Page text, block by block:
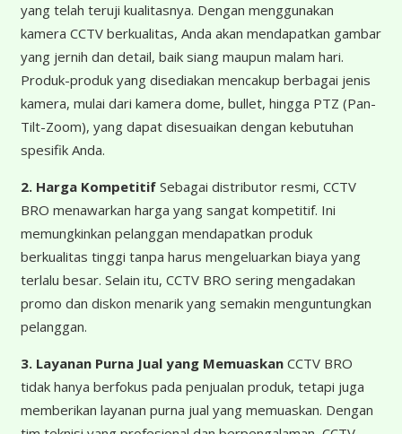
yang telah teruji kualitasnya. Dengan menggunakan
kamera CCTV berkualitas, Anda akan mendapatkan gambar
yang jernih dan detail, baik siang maupun malam hari.
Produk-produk yang disediakan mencakup berbagai jenis
kamera, mulai dari kamera dome, bullet, hingga PTZ (Pan-
Tilt-Zoom), yang dapat disesuaikan dengan kebutuhan
spesifik Anda.
2. Harga KompetitifSebagai distributor resmi, CCTV
BRO menawarkan harga yang sangat kompetitif. Ini
memungkinkan pelanggan mendapatkan produk
berkualitas tinggi tanpa harus mengeluarkan biaya yang
terlalu besar. Selain itu, CCTV BRO sering mengadakan
promo dan diskon menarik yang semakin menguntungkan
pelanggan.
3. Layanan Purna Jual yang MemuaskanCCTV BRO
tidak hanya berfokus pada penjualan produk, tetapi juga
memberikan layanan purna jual yang memuaskan. Dengan